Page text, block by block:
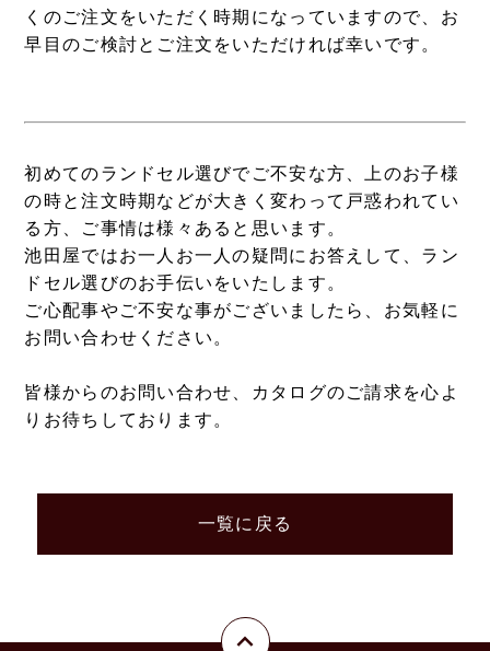
くのご注文をいただく時期になっていますので、お
早目のご検討とご注文をいただければ幸いです。
初めてのランドセル選びでご不安な方、上のお子様
の時と注文時期などが大きく変わって戸惑われてい
る方、ご事情は様々あると思います。
池田屋ではお一人お一人の疑問にお答えして、ラン
ドセル選びのお手伝いをいたします。
ご心配事やご不安な事がございましたら、お気軽に
お問い合わせください。
皆様からのお問い合わせ、カタログのご請求を心よ
りお待ちしております。
一覧に戻る